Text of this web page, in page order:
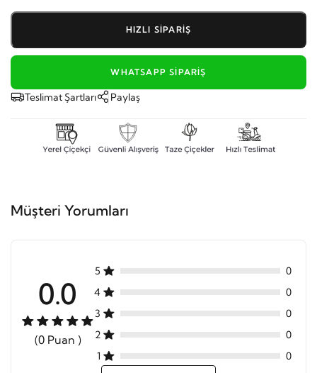
HIZLI SIPARIŞ
WHATSAPP SIPARIŞ
Teslimat Şartları Paylaş
Müşteri Yorumları
0.0
(0 Puan )
5
0
4
0
3
0
2
0
1
0